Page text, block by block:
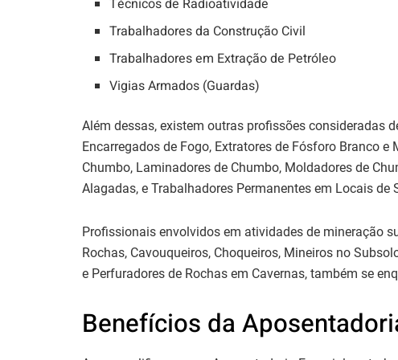
Técnicos de Radioatividade
Trabalhadores da Construção Civil
Trabalhadores em Extração de Petróleo
Vigias Armados (Guardas)
Além dessas, existem outras profissões consideradas
Encarregados de Fogo, Extratores de Fósforo Branco
Chumbo, Laminadores de Chumbo, Moldadores de
Alagadas, e Trabalhadores Permanentes em Locais de
Profissionais envolvidos em atividades de mineração
Rochas, Cavouqueiros, Choqueiros, Mineiros no
e Perfuradores de Rochas em Cavernas, também se
Benefícios da